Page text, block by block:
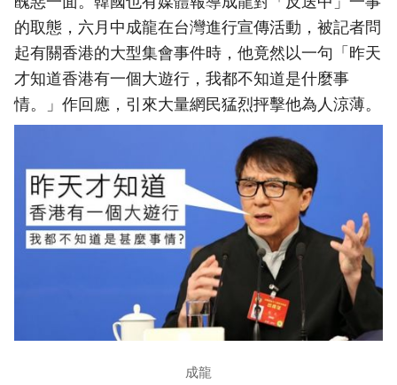
的取態，六月中成龍在台灣進行宣傳活動，被記者問
起有關香港的大型集會事件時，他竟然以一句「昨天
才知道香港有一個大遊行，我都不知道是什麼事
情。」作回應，引來大量網民猛烈抨擊他為人涼薄。
成龍